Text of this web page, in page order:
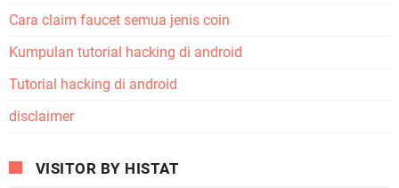
Cara claim faucet semua jenis coin
Kumpulan tutorial hacking di android
Tutorial hacking di android
disclaimer
VISITOR BY HISTAT